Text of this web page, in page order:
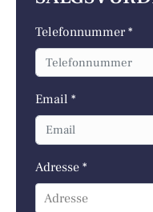
Telefonnummer *
Email *
Adresse *
Adresse